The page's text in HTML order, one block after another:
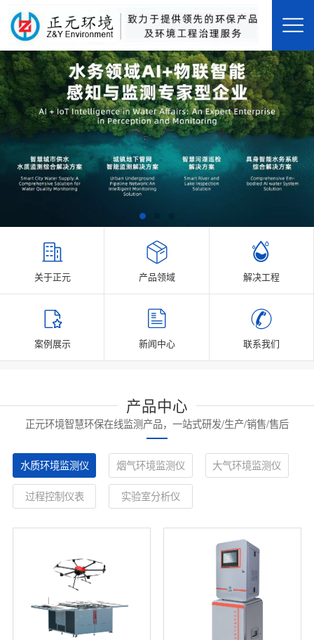
关于正元 产品领域 解决工程
案例展示 新闻中心 联系我们
产品中心
正元环境智慧环保在线监测产品，一站式研发/生产/销售/售后
水质环境监测仪 烟气环境监测仪 大气环境监测仪
过程控制仪表 实验室分析仪